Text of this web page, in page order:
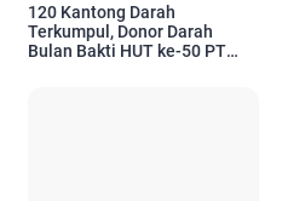
120 Kantong Darah
Terkumpul, Donor Darah
Bulan Bakti HUT ke-50 PT